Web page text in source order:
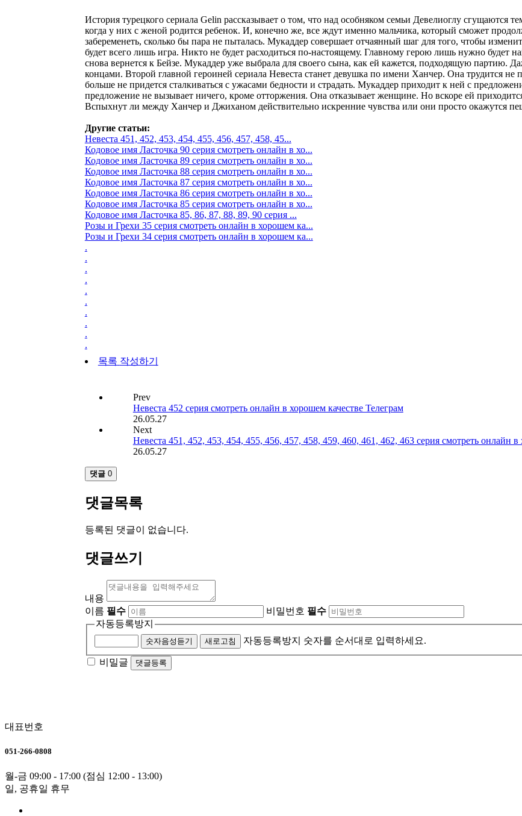
История турецкого сериала Gelin рассказывает о том, что над особняком семьи Девелиоглу
когда у них с женой родится ребенок. И, конечно же, все ждут именно мальчика, который сможет
забеременеть, сколько бы пара не пыталась. Мукаддер совершает отчаянный шаг для того, чтобы
будет всего лишь игра. Никто не будет расходиться по-настоящему. Главному герою лишь нужно
снова вернется к Бейзе. Мукаддер уже выбрала для своего сына, как ей кажется, подходящую партию.
концами. Второй главной героиней сериала Невеста станет девушка по имени Ханчер. Она трудится
больше не придется сталкиваться с ужасами бедности и страдать. Мукаддер приходит к ней с
предложение не вызывает ничего, кроме отторжения. Она отказывает женщине. Но вскоре ей
Вспыхнут ли между Ханчер и Джиханом действительно искренние чувства или они просто окажутся
Другие статьи:
Невеста 451, 452, 453, 454, 455, 456, 457, 458, 45...
Кодовое имя Ласточка 90 серия смотреть онлайн в хо...
Кодовое имя Ласточка 89 серия смотреть онлайн в хо...
Кодовое имя Ласточка 88 серия смотреть онлайн в хо...
Кодовое имя Ласточка 87 серия смотреть онлайн в хо...
Кодовое имя Ласточка 86 серия смотреть онлайн в хо...
Кодовое имя Ласточка 85 серия смотреть онлайн в хо...
Кодовое имя Ласточка 85, 86, 87, 88, 89, 90 серия ...
Розы и Грехи 35 серия смотреть онлайн в хорошем ка...
Розы и Грехи 34 серия смотреть онлайн в хорошем ка...
.
.
.
.
.
.
.
.
.
.
목록 작성하기
Prev
Невеста 452 серия смотреть онлайн в хорошем качестве Телеграм
26.05.27
Next
Невеста 451, 452, 453, 454, 455, 456, 457, 458, 459, 460, 461, 462, 463 серия смотреть онлайн в
26.05.27
댓글0
댓글목록
등록된 댓글이 없습니다.
댓글쓰기
내용
이름 필수 비밀번호 필수
자동등록방지
숫자음성듣기 새로고침 자동등록방지 숫자를 순서대로 입력하세요.
비밀글 댓글등록
대표번호
051-266-0808
월-금 09:00 - 17:00 (점심 12:00 - 13:00)
일, 공휴일 휴무